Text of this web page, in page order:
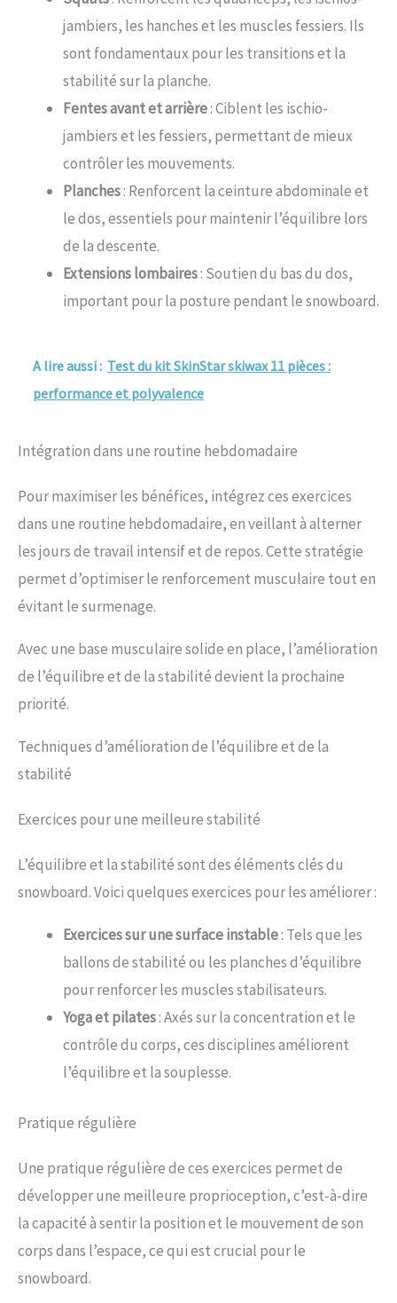
jambiers, les hanches et les muscles fessiers. Ils
sont fondamentaux pour les transitions et la
stabilité sur la planche.
Fentes avant et arrière: Ciblent les ischio-
jambiers et les fessiers, permettant de mieux
contrôler les mouvements.
Planches: Renforcent la ceinture abdominale et
le dos, essentiels pour maintenir l’équilibre lors
de la descente.
Extensions lombaires: Soutien du bas du dos,
important pour la posture pendant le snowboard.
A lire aussi : Test du kit SkinStar skiwax 11 pièces :
performance et polyvalence
Intégration dans une routine hebdomadaire
Pour maximiser les bénéfices, intégrez ces exercices
dans une routine hebdomadaire, en veillant à alterner
les jours de travail intensif et de repos. Cette stratégie
permet d’optimiser le renforcement musculaire tout en
évitant le surmenage.
Avec une base musculaire solide en place, l’amélioration
de l’équilibre et de la stabilité devient la prochaine
priorité.
Techniques d’amélioration de l’équilibre et de la
stabilité
Exercices pour une meilleure stabilité
L’équilibre et la stabilité sont des éléments clés du
snowboard. Voici quelques exercices pour les améliorer :
Exercices sur une surface instable: Tels que les
ballons de stabilité ou les planches d’équilibre
pour renforcer les muscles stabilisateurs.
Yoga et pilates: Axés sur la concentration et le
contrôle du corps, ces disciplines améliorent
l’équilibre et la souplesse.
Pratique régulière
Une pratique régulière de ces exercices permet de
développer une meilleure proprioception, c’est-à-dire
la capacité à sentir la position et le mouvement de son
corps dans l’espace, ce qui est crucial pour le
snowboard.